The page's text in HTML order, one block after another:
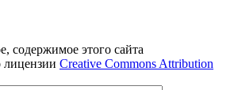
содержимое этого сайта
лицензии Creative Commons Attribution